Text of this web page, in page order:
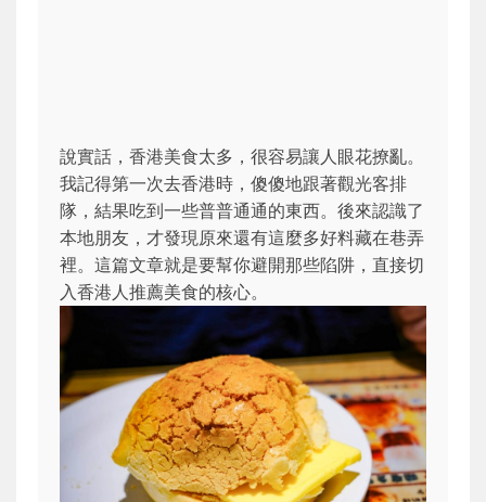
說實話，香港美食太多，很容易讓人眼花撩亂。
我記得第一次去香港時，傻傻地跟著觀光客排
隊，結果吃到一些普普通通的東西。後來認識了
本地朋友，才發現原來還有這麼多好料藏在巷弄
裡。這篇文章就是要幫你避開那些陷阱，直接切
入香港人推薦美食的核心。